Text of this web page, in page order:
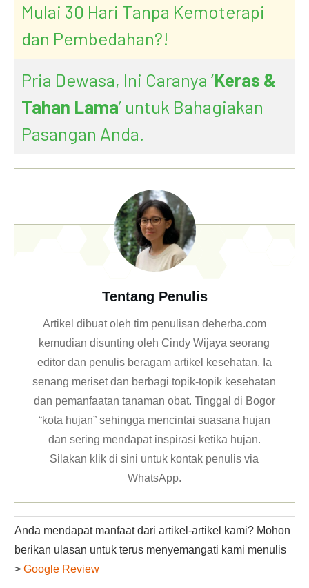
Mulai 30 Hari Tanpa Kemoterapi
dan Pembedahan?!
Pria Dewasa, Ini Caranya ‘Keras &
Tahan Lama’ untuk Bahagiakan
Pasangan Anda.
Tentang Penulis
Artikel dibuat oleh tim penulisan deherba.com
kemudian disunting oleh Cindy Wijaya seorang
editor dan penulis beragam artikel kesehatan. Ia
senang meriset dan berbagi topik-topik kesehatan
dan pemanfaatan tanaman obat. Tinggal di Bogor
“kota hujan” sehingga mencintai suasana hujan
dan sering mendapat inspirasi ketika hujan.
Silakan klikdi sini untuk kontak penulis via
WhatsApp.
Anda mendapat manfaat dari artikel-artikel kami? Mohon
berikan ulasan untuk terus menyemangati kami menulis
> Google Review